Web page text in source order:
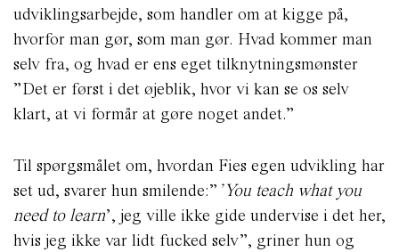
udviklingsarbejde, som handler om at kigge på,
hvorfor man gør, som man gør. Hvad kommer man
selv fra, og hvad er ens eget tilknytningsmønster
”Det er først i det øjeblik, hvor vi kan se os selv
klart, at vi formår at gøre noget andet.”
Til spørgsmålet om, hvordan Fies egen udvikling har
set ud, svarer hun smilende:” ’You teach what you
need to learn’, jeg ville ikke gide undervise i det her,
hvis jeg ikke var lidt fucked selv”, griner hun og